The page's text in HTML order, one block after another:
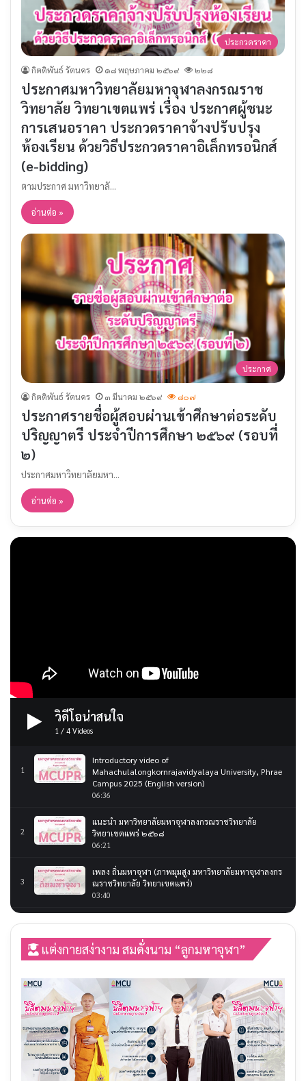
ประกวดราคา
กิตติพันธ์ รัตนคร ๑๘ พฤษภาคม ๒๕๖๙ ๒๒๘
ประกาศมหาวิทยาลัยมหาจุฬาลงกรณราช
วิทยาลัย วิทยาเขตแพร่ เรื่อง ประกาศผู้ชนะ
การเสนอราคา ประกวดราคาจ้างปรับปรุง
ห้องเรียน ด้วยวิธีประกวดราคาอิเล็กทรอนิกส์
(e-bidding)
ตามประกาศ มหาวิทยาลั…
อ่านต่อ »
ประกาศ
กิตติพันธ์ รัตนคร ๓ มีนาคม ๒๕๖๙ ๘๐๗
ประกาศรายชื่อผู้สอบผ่านเข้าศึกษาต่อระดับ
ปริญญาตรี ประจำปีการศึกษา ๒๕๖๙ (รอบที่
๒)
ประกาศมหาวิทยาลัยมหา…
อ่านต่อ »
วิดีโอน่าสนใจ
1 / 4 Videos
1
Introductory video of
Mahachulalongkornrajavidyalaya University, Phrae
Campus 2025 (English version)
06:36
2
แนะนำ มหาวิทยาลัยมหาจุฬาลงกรณราชวิทยาลัย
วิทยาเขตแพร่ ๒๕๖๘
06:21
3
เพลง ถิ่นมหาจุฬา (ภาพมุมสูง มหาวิทยาลัยมหาจุฬาลงกร
ณราชวิทยาลัย วิทยาเขตแพร่)
03:40
MCUPR LIVE โครงการหล่อเทียนพรรษาและไหว้ครู
03:14:44
แต่งกายสง่างาม สมดั่งนาม “ลูกมหาจุฬา”